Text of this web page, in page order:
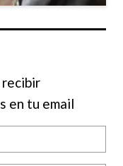
en tu email